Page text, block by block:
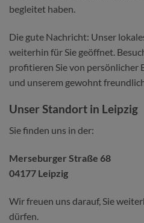
begleitet haben.
Die gute Nachricht: Unser
weiterhin für Sie geöffnet.
profitieren Sie von persönlicher
und unserem gewohnt
Unser Standort in Leipzig
Sie finden uns in der:
Merseburger Straße 68
04177 Leipzig
Wir freuen uns darauf, Sie
dürfen.